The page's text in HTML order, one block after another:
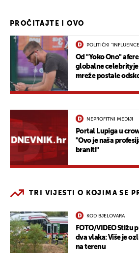
PROČITAJTE I OVO
POLITIČKI
Od "Yoko Ono"
globalne
mreže postale
NEPROFITNI MEDIJI
Portal Lupiga u
"Ovo je naša
braniti"
TRI VIJESTI O KOJIMA SE
KOD BJELOVARA
FOTO/VIDEO Stižu
dva vlaka: Više je
na terenu